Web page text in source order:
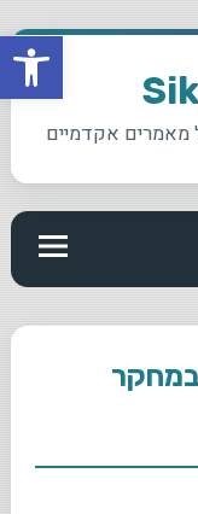
פתח
מאמרים אקדמיים